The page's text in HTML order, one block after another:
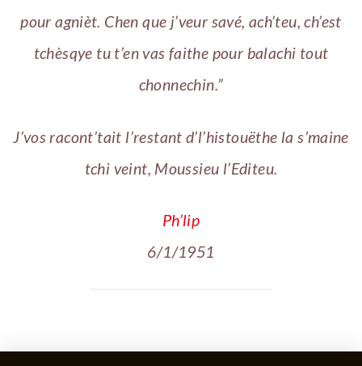
pour agnièt. Chen que j’veur savé, ach’teu, ch’est
tchèsqye tu t’en vas faithe pour balachi tout
chonnechin.”
J’vos racont’tait l’restant d’l’histouëthe la s’maine
tchi veint, Moussieu l’Editeu.
Ph’lip
6/1/1951